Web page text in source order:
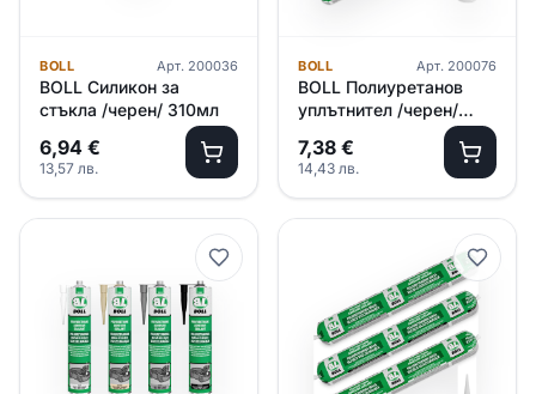
BOLL Арт. 200036
BOLL Силикон за
стъкла /черен/ 310мл
6,94 €
13,57 лв.
BOLL Арт. 200076
BOLL Полиуретанов
уплътнител /черен/
7,38 €
14,43 лв.